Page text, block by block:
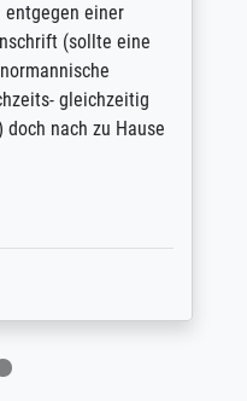
einer
(sollte eine
gleichzeitig
nach zu Hause